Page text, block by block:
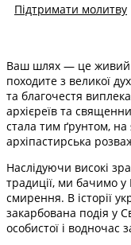
Підтримати молитву
Ваш шлях — це живий
походите з великої
та благочестя
архієреїв та
стала тим ґрунтом, на
архіпастирська
Наслідуючи високі
традиції, ми бачимо у
смирення. В історії
закарбована подія у
особистої і водночас